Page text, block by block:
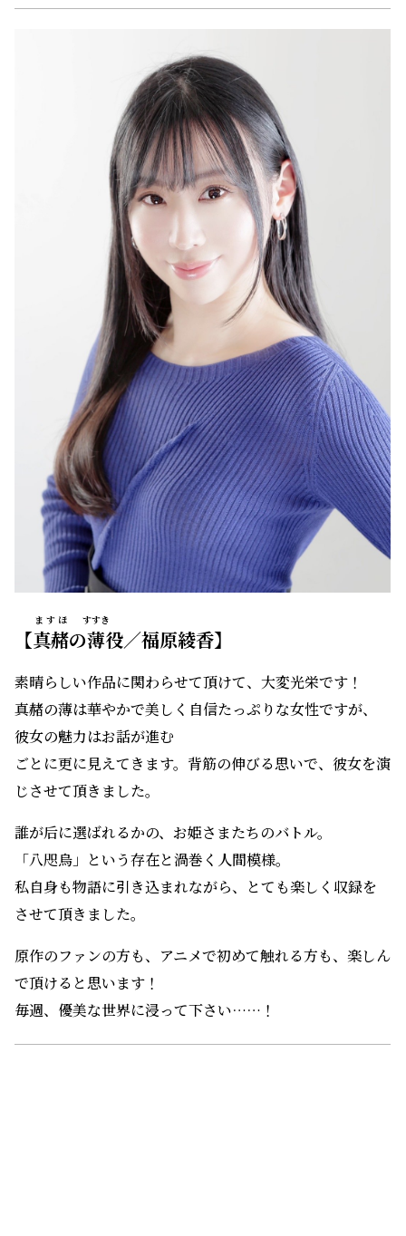
【真赭
ますほ
の薄
すすき
役／福原綾香】
素晴らしい作品に関わらせて頂けて、大変光栄です！
真赭の薄は華やかで美しく自信たっぷりな女性ですが、
彼女の魅力はお話が進む
ごとに更に見えてきます。背筋の伸びる思いで、彼女を演
じさせて頂きました。
誰が后に選ばれるかの、お姫さまたちのバトル。
「八咫烏」という存在と渦巻く人間模様。
私自身も物語に引き込まれながら、とても楽しく収録を
させて頂きました。
原作のファンの方も、アニメで初めて触れる方も、楽しん
で頂けると思います！
毎週、優美な世界に浸って下さい……！